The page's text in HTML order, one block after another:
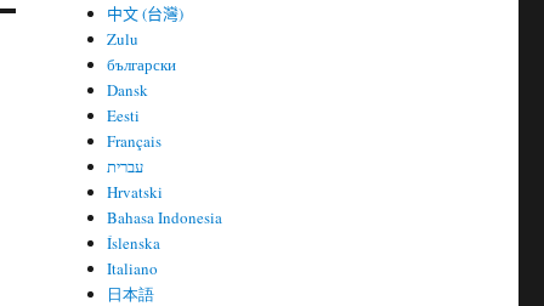
中文 (台灣)
Zulu
български
Dansk
Eesti
Français
עברית
Hrvatski
Bahasa Indonesia
Íslenska
Italiano
日本語